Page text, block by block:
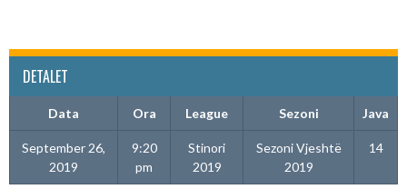
DETALET
Data Ora League Sezoni Java
September 26,
2019
9:20
pm
Stinori
2019
Sezoni Vjeshtë
2019
14